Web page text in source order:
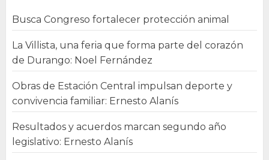
Busca Congreso fortalecer protección animal
La Villista, una feria que forma parte del corazón
de Durango: Noel Fernández
Obras de Estación Central impulsan deporte y
convivencia familiar: Ernesto Alanís
Resultados y acuerdos marcan segundo año
legislativo: Ernesto Alanís